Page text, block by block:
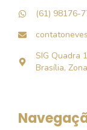
(61) 98176-
SIG Quadra
Brasília,